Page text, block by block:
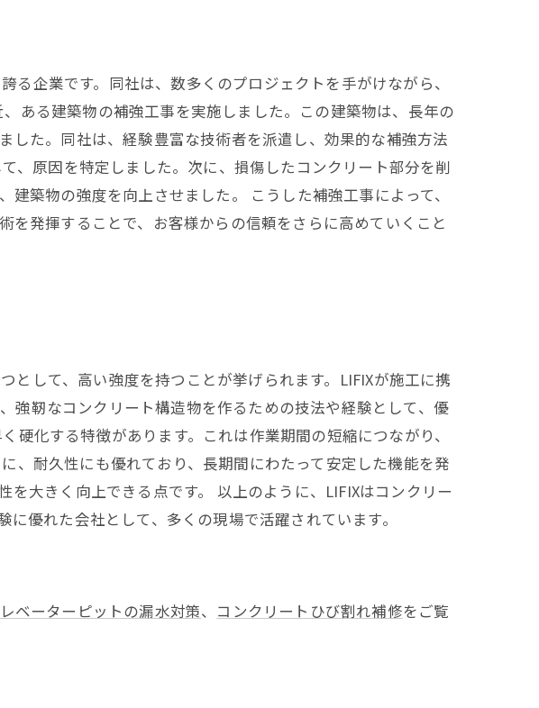
企業です。同社は、数多くのプロジェクトを手がけながら、
ある建築物の補強工事を実施しました。この建築物は、長年の
た。同社は、経験豊富な技術者を派遣し、効果的な補強方法
、原因を特定しました。次に、損傷したコンクリート部分を削
築物の強度を向上させました。 こうした補強工事によって、
発揮することで、お客様からの信頼をさらに高めていくこと
として、高い強度を持つことが挙げられます。LIFIXが施工に携
強靭なコンクリート構造物を作るための技法や経験として、優
硬化する特徴があります。これは作業期間の短縮につながり、
、耐久性にも優れており、長期間にわたって安定した機能を発
大きく向上できる点です。 以上のように、LIFIXはコンクリー
優れた会社として、多くの現場で活躍されています。
ベーターピットの漏水対策、 コンクリートひび割れ補修をご覧